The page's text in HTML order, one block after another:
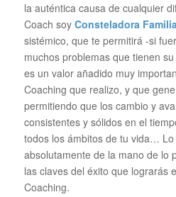
la auténtica causa de cualquier
Coach soy Consteladora
sistémico, que te permitirá -si
muchos problemas que tienen
es un valor añadido muy
Coaching que realizo, y que
permitiendo que los cambio y
consistentes y sólidos en el
todos los ámbitos de tu vida…
absolutamente de la mano de lo
las claves del éxito que lograrás
Coaching.